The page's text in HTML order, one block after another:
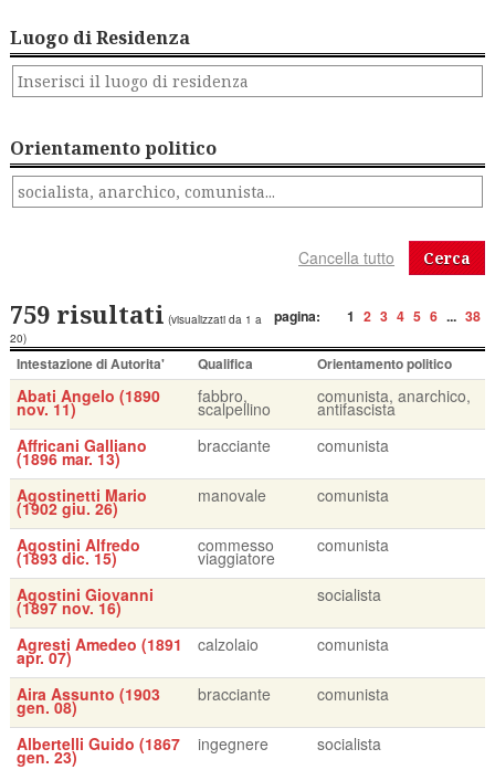
Luogo di Residenza
Orientamento politico
Cerca
pagina: 1 2 3 4 5 6 ... 38
759 risultati (visualizzati da 1 a
20)
Intestazione di Autorita' Qualifica Orientamento politico
Abati Angelo (1890
nov. 11)
fabbro,
scalpellino
comunista, anarchico,
antifascista
Affricani Galliano
(1896 mar. 13)
bracciante comunista
Agostinetti Mario
(1902 giu. 26)
manovale comunista
Agostini Alfredo
(1893 dic. 15)
commesso
viaggiatore
comunista
Agostini Giovanni
(1897 nov. 16)
socialista
Agresti Amedeo (1891
apr. 07)
calzolaio comunista
Aira Assunto (1903
gen. 08)
bracciante comunista
Albertelli Guido (1867
gen. 23)
ingegnere socialista